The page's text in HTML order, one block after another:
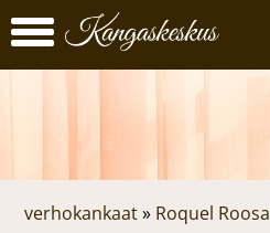
verhokankaat » Roquel Roosa